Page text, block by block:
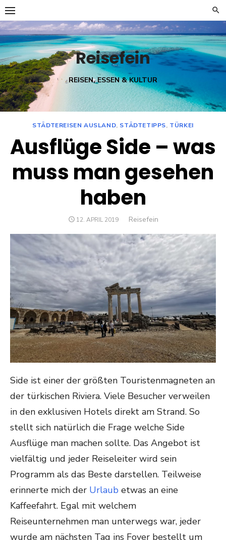
Skip
to
content
Reisefein
REISEN, ESSEN & KULTUR
STÄDTEREISEN AUSLAND, STÄDTETIPPS, TÜRKEI
Ausflüge Side – was
muss man gesehen
haben
POSTED
12. APRIL 2019 Author
Reisefein
Side ist einer der größten Touristenmagneten an
der türkischen Riviera. Viele Besucher verweilen
in den exklusiven Hotels direkt am Strand. So
stellt sich natürlich die Frage welche Side
Ausflüge man machen sollte. Das Angebot ist
vielfältig und jeder Reiseleiter wird sein
Programm als das Beste darstellen. Teilweise
erinnerte mich der Urlaub etwas an eine
Kaffeefahrt. Egal mit welchem
Reiseunternehmen man unterwegs war, jeder
wurde am nächsten Tag ins Foyer bestellt um